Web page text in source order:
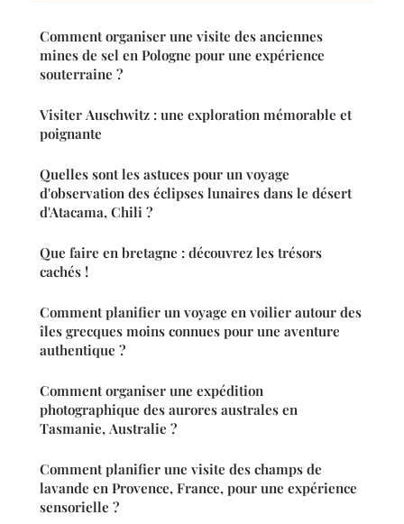
Comment organiser une visite des anciennes
mines de sel en Pologne pour une expérience
souterraine ?
Visiter Auschwitz : une exploration mémorable et
poignante
Quelles sont les astuces pour un voyage
d'observation des éclipses lunaires dans le désert
d'Atacama, Chili ?
Que faire en bretagne : découvrez les trésors
cachés !
Comment planifier un voyage en voilier autour des
îles grecques moins connues pour une aventure
authentique ?
Comment organiser une expédition
photographique des aurores australes en
Tasmanie, Australie ?
Comment planifier une visite des champs de
lavande en Provence, France, pour une expérience
sensorielle ?